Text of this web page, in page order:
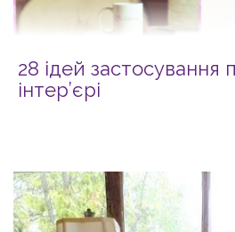
28 ідей застосування
інтер’єрі